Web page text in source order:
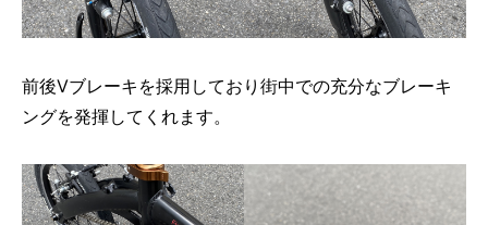
前後Vブレーキを採用しており街中での充分なブレーキ
ングを発揮してくれます。